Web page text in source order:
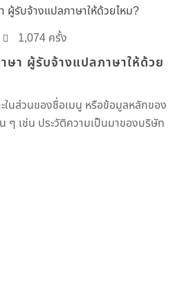
1,074 ครั้ง
ษา ผู้รับจ้างแปลภาษาให้ด้วย
ะในส่วนของชื่อเมนู หรือข้อมูลหลักของ
ๆ เช่น ประวัติความเป็นมาของบริษัท